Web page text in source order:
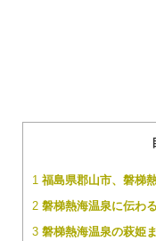
1 福島県郡山市、磐梯
2磐梯熱海温泉に伝わ
3磐梯熱海温泉の萩姫